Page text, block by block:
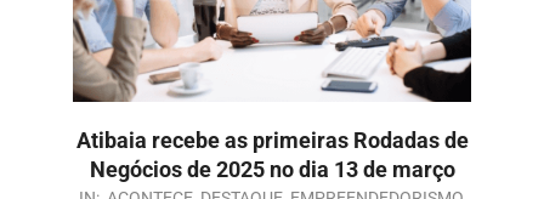
Atibaia recebe as primeiras Rodadas de
Negócios de 2025 no dia 13 de março